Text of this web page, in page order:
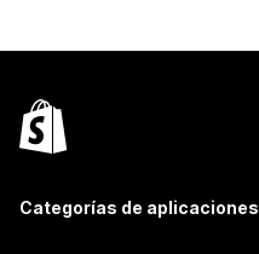
Categorías de aplicaciones